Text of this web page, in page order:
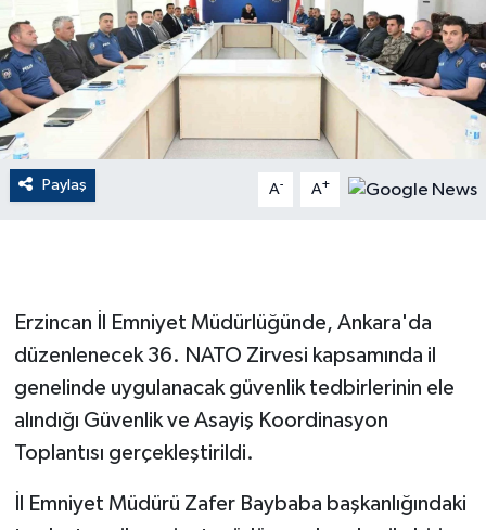
Paylaş A- A+
Erzincan İl Emniyet Müdürlüğünde, Ankara'da
düzenlenecek 36. NATO Zirvesi kapsamında il
genelinde uygulanacak güvenlik tedbirlerinin ele
alındığı Güvenlik ve Asayiş Koordinasyon
Toplantısı gerçekleştirildi.
İl Emniyet Müdürü Zafer Baybaba başkanlığındaki
EKONOMİ
English News
Finans
GENEL
GÜNDEM
HABERDE İNSAN